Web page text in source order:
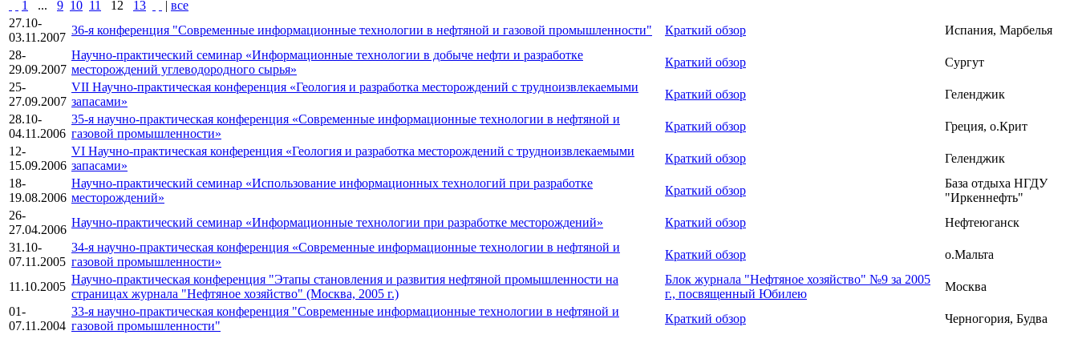
1
... 9 10 11 12 13 | все
27.10-
03.11.2007
36-я конференция "Современные информационные технологии в нефтяной и газовой промышленности" Краткий обзор
Испания, Марбелья
28-
29.09.2007
Научно-практический семинар «Информационные технологии в добыче нефти и разработке
месторождений углеводородного сырья»
Краткий обзор
Сургут
25-
27.09.2007
VII Научно-практическая конференция «Геология и разработка месторождений с трудноизвлекаемыми
запасами»
Краткий обзор
Геленджик
28.10-
04.11.2006
35-я научно-практическая конференция «Современные информационные технологии в нефтяной и
газовой промышленности»
Краткий обзор
Греция, о.Крит
12-
15.09.2006
VI Научно-практическая конференция «Геология и разработка месторождений с трудноизвлекаемыми
запасами»
Краткий обзор
Геленджик
18-
19.08.2006
Научно-практический семинар «Использование информационных технологий при разработке
месторождений»
Краткий обзор
База отдыха НГДУ
"Иркеннефть"
26-
27.04.2006
Научно-практический семинар «Информационные технологии при разработке месторождений» Краткий обзор
Нефтеюганск
31.10-
07.11.2005
34-я научно-практическая конференция «Современные информационные технологии в нефтяной и
газовой промышленности»
Краткий обзор о.Мальта
11.10.2005
Научно-практическая конференция "Этапы становления и развития нефтяной промышленности на
страницах журнала "Нефтяное хозяйство" (Москва, 2005 г.)
Блок журнала "Нефтяное хозяйство" №9 за 2005
г., посвященный Юбилею
Москва
01-
07.11.2004
33-я научно-практическая конференция "Современные информационные технологии в нефтяной и
газовой промышленности"
Краткий обзор Черногория, Будва